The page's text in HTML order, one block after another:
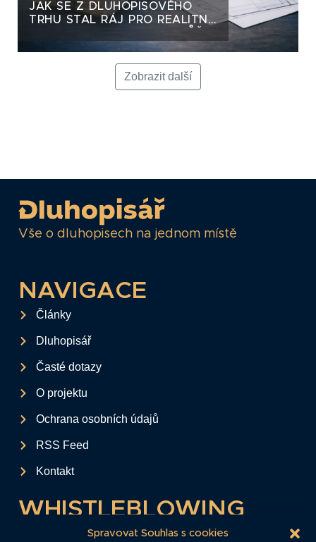
Spravovat Souhlas s cookies
JAK SE Z DLUHOPISOVÉHO
TRHU STAL RÁJ PRO REALITNÍ
Zobrazit další
Vše o dluhopisech na jednom místě
NAVIGACE
Články
Dluhopisář
Časté dotazy
O projektu
Ochrana osobních údajů
RSS Feed
Kontakt
WHISTLEBLOWING
Tento formulář slouží k anonymnímu zaslání